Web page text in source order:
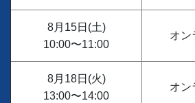
8月15日(土)
10:00〜11:00
オン
8月18日(火)
13:00〜14:00
オン